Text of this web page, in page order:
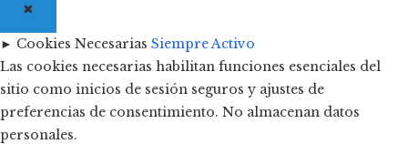
✖
► Cookies Necesarias Siempre Activo
Las cookies necesarias habilitan funciones esenciales del
sitio como inicios de sesión seguros y ajustes de
preferencias de consentimiento. No almacenan datos
personales.